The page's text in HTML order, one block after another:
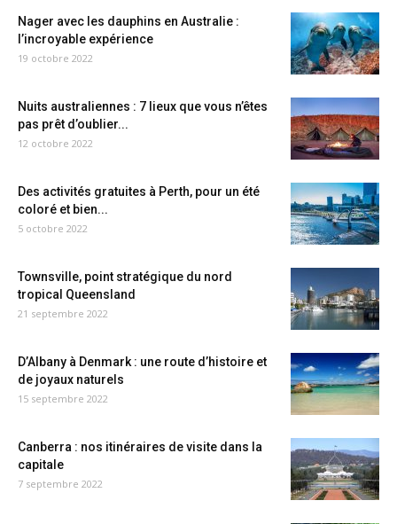
Nager avec les dauphins en Australie :
l’incroyable expérience
19 octobre 2022
Nuits australiennes : 7 lieux que vous n’êtes
pas prêt d’oublier...
12 octobre 2022
Des activités gratuites à Perth, pour un été
coloré et bien...
5 octobre 2022
Townsville, point stratégique du nord
tropical Queensland
21 septembre 2022
D’Albany à Denmark : une route d’histoire et
de joyaux naturels
15 septembre 2022
Canberra : nos itinéraires de visite dans la
capitale
7 septembre 2022